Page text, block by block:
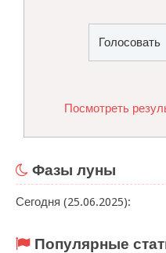
Посмотреть
Фазы луны
Сегодня (25.06.2025):
Популярные